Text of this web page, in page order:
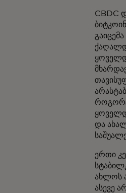
CBDC
და
ერთი
ახლოს
ასევე